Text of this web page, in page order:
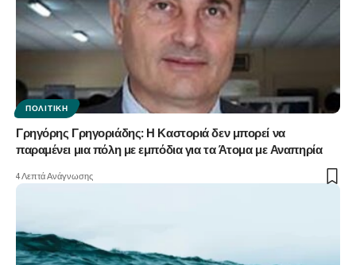
ΠΟΛΙΤΙΚΉ
Γρηγόρης Γρηγοριάδης: Η Καστοριά δεν μπορεί να
παραμένει μια πόλη με εμπόδια για τα Άτομα με Αναπηρία
4 Λεπτά Ανάγνωσης